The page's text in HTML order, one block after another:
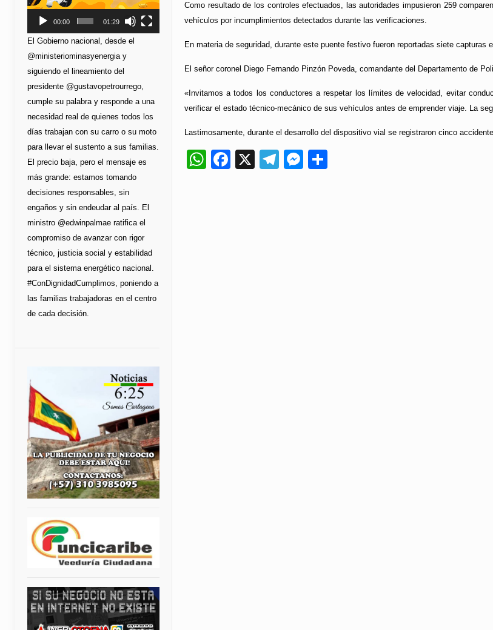
Como resultado de los controles efectuados, las autoridades impusieron 259
vehículos por incumplimientos detectados durante las verificaciones.
En materia de seguridad, durante este puente festivo fueron reportadas siete capturas
El señor coronel Diego Fernando Pinzón Poveda, comandante del Departamento de
«Invitamos a todos los conductores a respetar los límites de velocidad, evitar
verificar el estado técnico-mecánico de sus vehículos antes de emprender viaje. La
Lastimosamente, durante el desarrollo del dispositivo vial se registraron cinco
WhatsApp
Facebook
X Telegram
Messenger
00:00 01:29
El Gobierno nacional, desde el
@ministeriominasyenergia y
siguiendo el lineamiento del
presidente @gustavopetrourrego,
cumple su palabra y responde a una
necesidad real de quienes todos los
días trabajan con su carro o su moto
para llevar el sustento a sus familias.
El precio baja, pero el mensaje es
más grande: estamos tomando
decisiones responsables, sin
engaños y sin endeudar al país. El
ministro @edwinpalmae ratifica el
compromiso de avanzar con rigor
técnico, justicia social y estabilidad
para el sistema energético nacional.
#ConDignidadCumplimos, poniendo a
las familias trabajadoras en el centro
de cada decisión.